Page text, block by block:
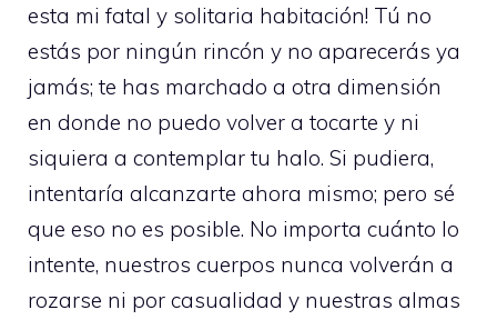
esta mi fatal y solitaria habitación! Tú no
estás por ningún rincón y no aparecerás ya
jamás; te has marchado a otra dimensión
en donde no puedo volver a tocarte y ni
siquiera a contemplar tu halo. Si pudiera,
intentaría alcanzarte ahora mismo; pero sé
que eso no es posible. No importa cuánto lo
intente, nuestros cuerpos nunca volverán a
rozarse ni por casualidad y nuestras almas